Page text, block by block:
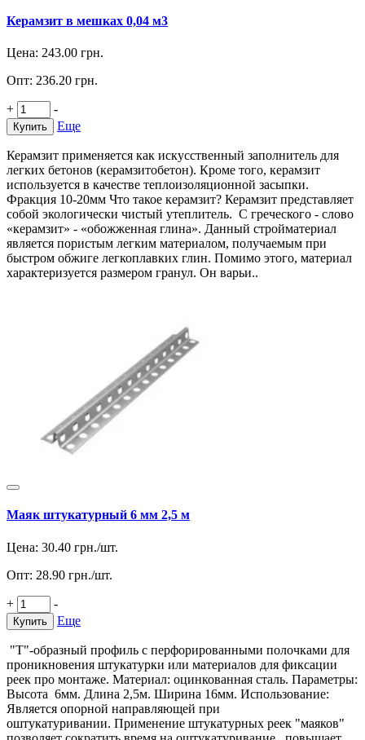
Керамзит в мешках 0,04 м3
Цена: 243.00 грн.
Опт: 236.20 грн.
+ -
Купить Еще
Керамзит применяется как искусственный заполнитель для
легких бетонов (керамзитобетон). Кроме того, керамзит
используется в качестве теплоизоляционной засыпки.
Фракция 10-20мм Что такое керамзит? Керамзит представляет
собой экологически чистый утеплитель. С греческого - слово
«керамзит» - «обожженная глина». Данный стройматериал
является пористым легким материалом, получаемым при
быстром обжиге легкоплавких глин. Помимо этого, материал
характеризуется размером гранул. Он варьи..
Маяк штукатурный 6 мм 2,5 м
Цена: 30.40 грн./шт.
Опт: 28.90 грн./шт.
+ -
Купить Еще
"Т"-образный профиль с перфорированными полочками для
проникновения штукатурки или материалов для фиксации
реек про монтаже. Материал: оцинкованная сталь. Параметры:
Высота 6мм. Длина 2,5м. Ширина 16мм. Использование:
Является опорной направляющей при
оштукатуривании. Применение штукатурных реек "маяков"